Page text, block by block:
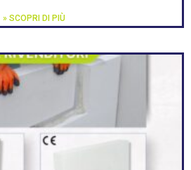
» SCOPRI DI PIÙ